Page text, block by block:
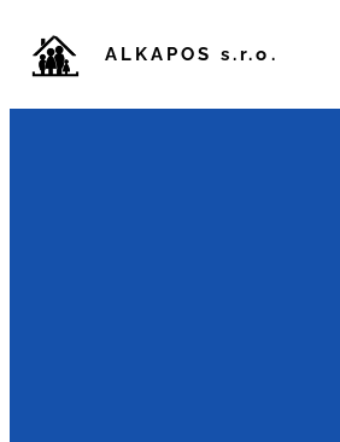
ALKAPOS s.r.o.